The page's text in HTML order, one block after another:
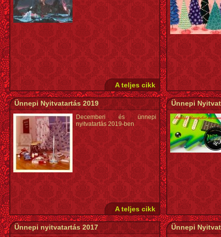
A teljes cikk
Ünnepi Nyitvatartás 2019
Decemberi és ünnepi
nyitvatartás 2019-ben
A teljes cikk
Ünnepi
Ünnepi nyitvatartás 2017 Ünnepi